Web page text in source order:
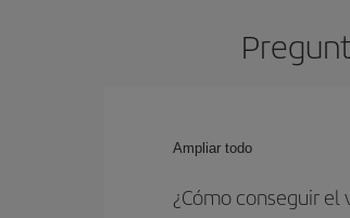
Ampliar todo
¿Cómo conseguir